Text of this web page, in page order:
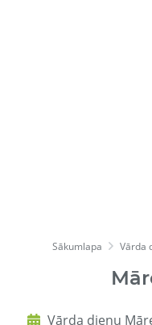
Sākumlapa Vārda
Vārda dienu